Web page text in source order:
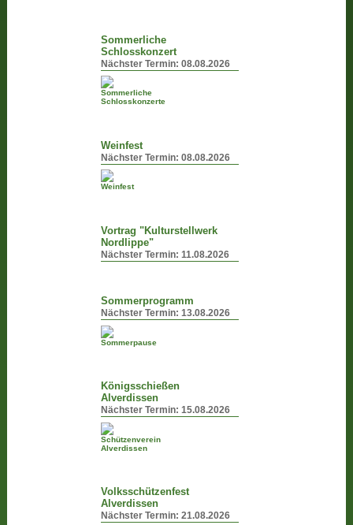
Sommerliche
Schlosskonzert
Nächster Termin:08.08.2026
Weinfest
Nächster Termin:08.08.2026
Vortrag "Kulturstellwerk
Nordlippe"
Nächster Termin:11.08.2026
Sommerprogramm
Nächster Termin:13.08.2026
Königsschießen
Alverdissen
Nächster Termin:15.08.2026
Volksschützenfest
Alverdissen
Nächster Termin:21.08.2026